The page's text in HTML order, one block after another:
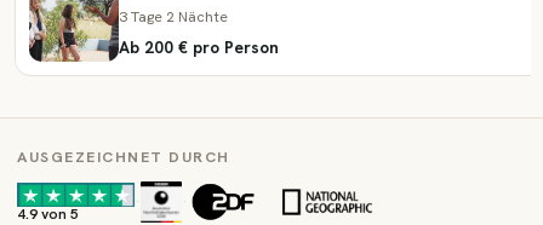
3 Tage 2 Nächte
Ab 200 € pro Person
AUSGEZEICHNET DURCH
4.9 von 5
· ·